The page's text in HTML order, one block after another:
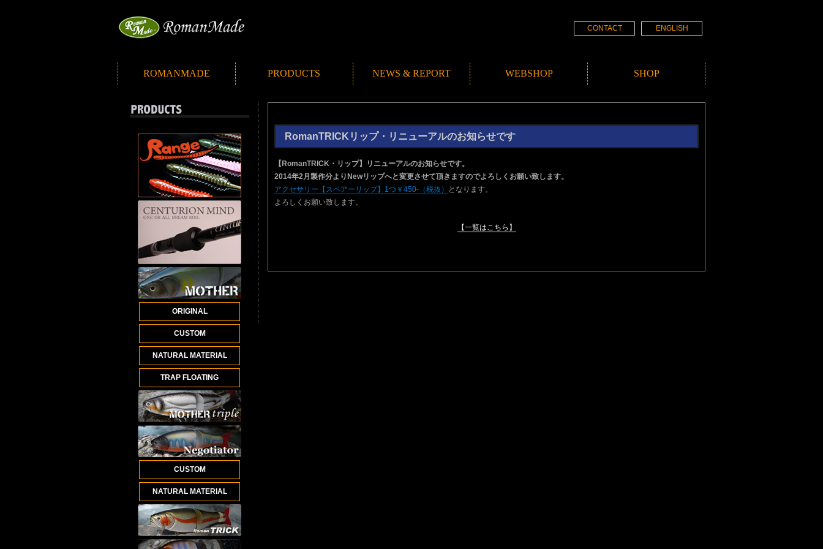
ENGLISH
CONTACT
ROMANMADE PRODUCTS NEWS & REPORT WEBSHOP SHOP
RomanTRICKリップ・リニューアルのお知らせです
【RomanTRICK・リップ】リニューアルのお知らせです。
2014年2月製作分よりNewリップへと変更させて頂きますのでよろしくお願い致します。
アクセサリー【スペアーリップ】1つ￥450-（税抜）
となります。
よろしくお願い致します。
【一覧はこちら】
ORIGINAL
CUSTOM
NATURAL MATERIAL
TRAP FLOATING
CUSTOM
NATURAL MATERIAL